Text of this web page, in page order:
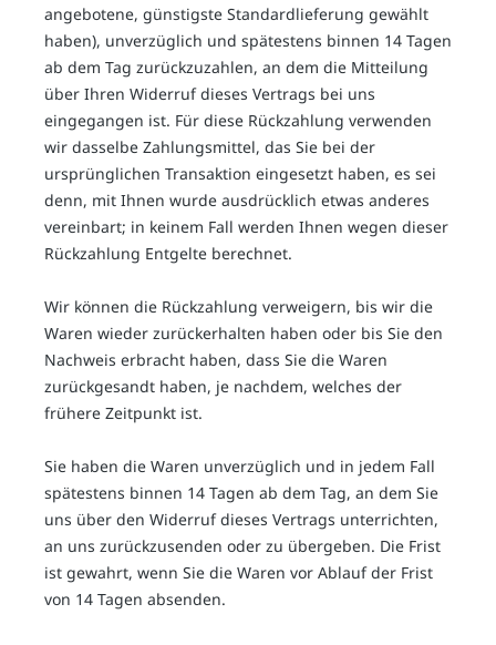
angebotene, günstigste Standardlieferung gewählt
haben), unverzüglich und spätestens binnen 14 Tagen
ab dem Tag zurückzuzahlen, an dem die Mitteilung
über Ihren Widerruf dieses Vertrags bei uns
eingegangen ist. Für diese Rückzahlung verwenden
wir dasselbe Zahlungsmittel, das Sie bei der
ursprünglichen Transaktion eingesetzt haben, es sei
denn, mit Ihnen wurde ausdrücklich etwas anderes
vereinbart; in keinem Fall werden Ihnen wegen dieser
Rückzahlung Entgelte berechnet.
Wir können die Rückzahlung verweigern, bis wir die
Waren wieder zurückerhalten haben oder bis Sie den
Nachweis erbracht haben, dass Sie die Waren
zurückgesandt haben, je nachdem, welches der
frühere Zeitpunkt ist.
Sie haben die Waren unverzüglich und in jedem Fall
spätestens binnen 14 Tagen ab dem Tag, an dem Sie
uns über den Widerruf dieses Vertrags unterrichten,
an uns zurückzusenden oder zu übergeben. Die Frist
ist gewahrt, wenn Sie die Waren vor Ablauf der Frist
von 14 Tagen absenden.